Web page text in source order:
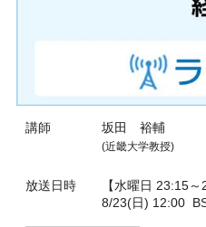
講師 坂田 裕輔
(近畿大学教授)
放送日時
【水曜日 23:15～
8/23(日) 12:00